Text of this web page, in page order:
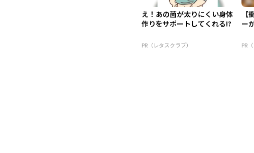
え！あの菌が太りにくい身体
作りをサポートしてくれる!?
PR（レタスクラブ）
ー
PR